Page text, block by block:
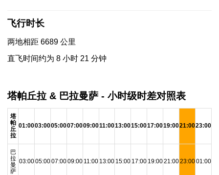
飞行时长
两地相距 6689 公里
直飞时间约为 8 小时 21 分钟
塔帕丘拉 & 巴拉曼萨 - 小时级时差对照表
塔
帕
丘
拉
01:0003:0005:0007:0009:0011:0013:0015:0017:0019:0021:0023:00
巴
拉
曼
萨
03:0005:0007:0009:00 11:00 13:00 15:00 17:00 19:0021:0023:0001:00